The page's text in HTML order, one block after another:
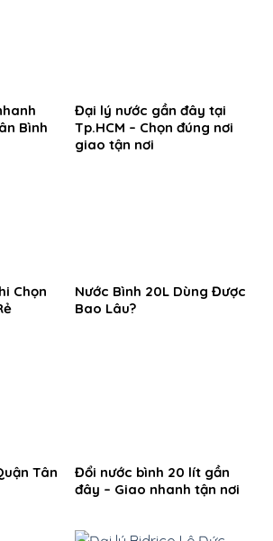
Bình
Đại lý nước gần đây tại
Tp.HCM – Chọn đúng nơi
giao tận nơi
Chọn
Nước Bình 20L Dùng Được
Bao Lâu?
Tân
Đổi nước bình 20 lít gần
đây – Giao nhanh tận nơi